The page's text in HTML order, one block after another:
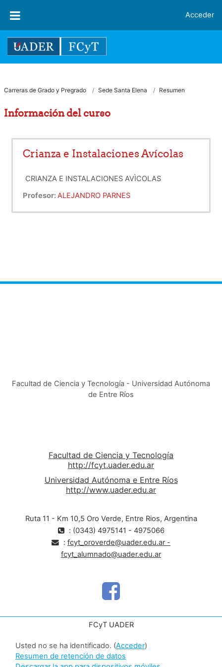
Acceder
Carreras de Grado y Pregrado Sede Santa Elena Resumen
Información del curso
Crianza e Instalaciones Avícolas
CRIANZA E INSTALACIONES AVÌCOLAS
Profesor:ALEJANDRO PARNES
Facultad de Ciencia y Tecnología - Universidad Autónoma
de Entre Ríos
Facultad de Ciencia y Tecnología
http://fcyt.uader.edu.ar
Universidad Autónoma e Entre Ríos
http://www.uader.edu.ar
Ruta 11 - Km 10,5 Oro Verde, Entre Rios, Argentina
: (0343) 4975141 - 4975066
: fcyt_oroverde@uader.edu.ar -
fcyt_alumnado@uader.edu.ar
FCyT UADER
Usted no se ha identificado. (Acceder)
Resumen de retención de datos